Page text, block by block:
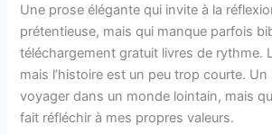
Une prose élégante qui invite à la
prétentieuse, mais qui manque parfois
téléchargement gratuit livres de rythme.
mais l’histoire est un peu trop courte. Un
voyager dans un monde lointain, mais
fait réfléchir à mes propres valeurs.